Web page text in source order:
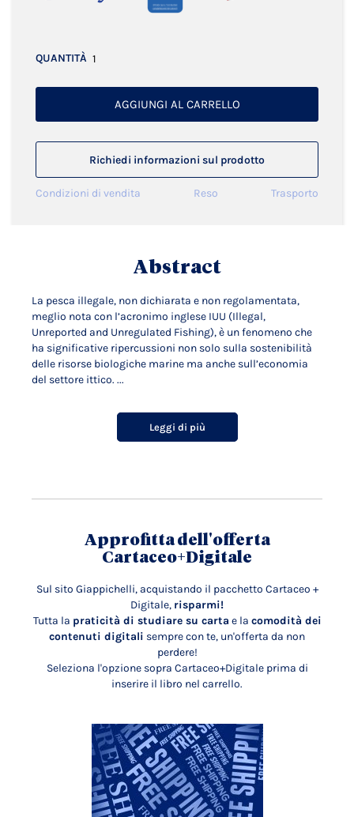
QUANTITÀ
AGGIUNGI AL CARRELLO
Richiedi informazioni sul prodotto
Condizioni di vendita Reso Trasporto
Abstract
La pesca illegale, non dichiarata e non regolamentata,
meglio nota con l’acronimo inglese IUU (Illegal,
Unreported and Unregulated Fishing), è un fenomeno che
ha significative ripercussioni non solo sulla sostenibilità
delle risorse biologiche marine ma anche sull’economia
del settore ittico. ...
Leggi di più
Approfitta dell'offerta
Cartaceo+Digitale
Sul sito Giappichelli, acquistando il pacchetto Cartaceo +
Digitale, risparmi!
Tutta la praticità di studiare su carta e la comodità dei
contenuti digitali sempre con te, un'offerta da non
perdere!
Seleziona l'opzione sopra Cartaceo+Digitale prima di
inserire il libro nel carrello.